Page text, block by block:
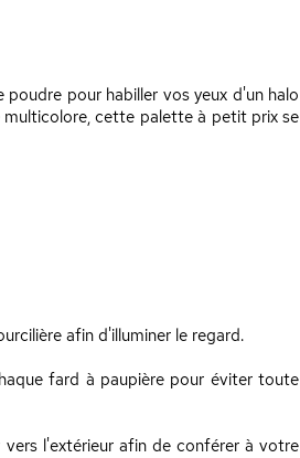
pour habiller vos yeux d'un halo
multicolore, cette palette à petit prix se
afin d'illuminer le regard.
fard à paupière pour éviter toute
l'extérieur afin de conférer à votre